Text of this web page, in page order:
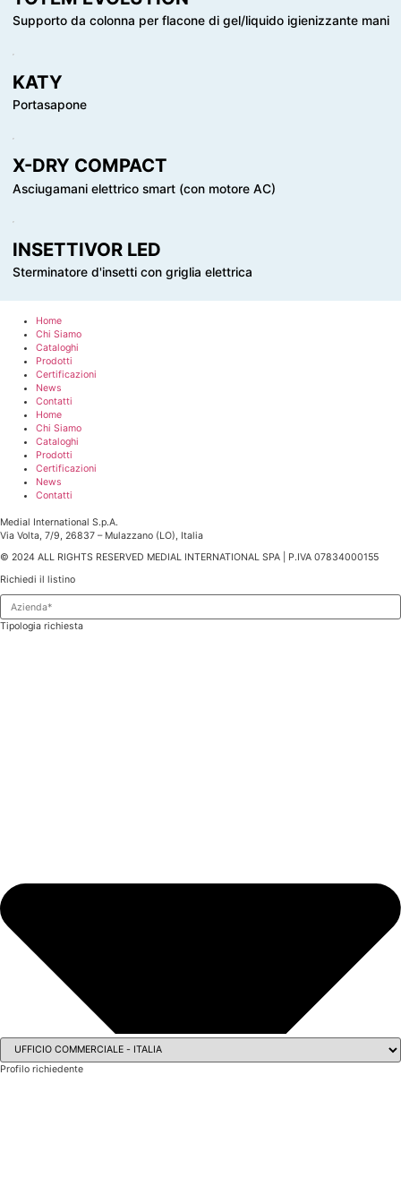
Supporto da colonna per flacone di gel/liquido igienizzante mani
KATY
Portasapone
X-DRY COMPACT
Asciugamani elettrico smart (con motore AC)
INSETTIVOR LED
Sterminatore d'insetti con griglia elettrica
Home
Chi Siamo
Cataloghi
Prodotti
Certificazioni
News
Contatti
Home
Chi Siamo
Cataloghi
Prodotti
Certificazioni
News
Contatti
Medial International S.p.A.
Via Volta, 7/9, 26837 – Mulazzano (LO), Italia
© 2024 ALL RIGHTS RESERVED MEDIAL INTERNATIONAL SPA | P.IVA 07834000155
Richiedi il listino
Tipologia richiesta
Profilo richiedente